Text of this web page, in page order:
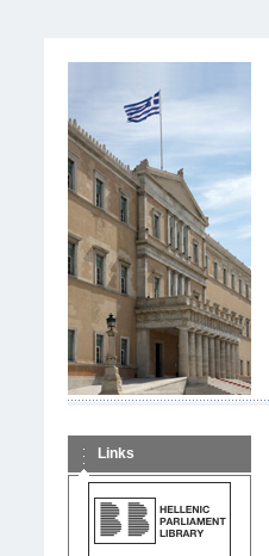
Links